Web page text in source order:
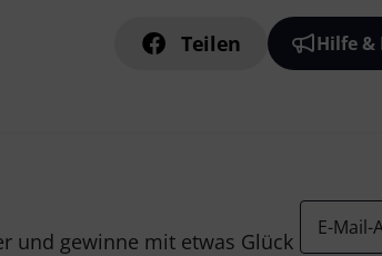
Teilen Hilfe &
und gewinne mit etwas Glück
E-Mail-